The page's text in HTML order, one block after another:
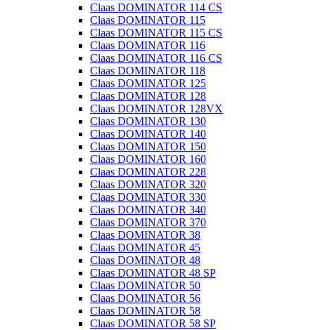
Claas DOMINATOR 114 CS
Claas DOMINATOR 115
Claas DOMINATOR 115 CS
Claas DOMINATOR 116
Claas DOMINATOR 116 CS
Claas DOMINATOR 118
Claas DOMINATOR 125
Claas DOMINATOR 128
Claas DOMINATOR 128VX
Claas DOMINATOR 130
Claas DOMINATOR 140
Claas DOMINATOR 150
Claas DOMINATOR 160
Claas DOMINATOR 228
Claas DOMINATOR 320
Claas DOMINATOR 330
Claas DOMINATOR 340
Claas DOMINATOR 370
Claas DOMINATOR 38
Claas DOMINATOR 45
Claas DOMINATOR 48
Claas DOMINATOR 48 SP
Claas DOMINATOR 50
Claas DOMINATOR 56
Claas DOMINATOR 58
Claas DOMINATOR 58 SP